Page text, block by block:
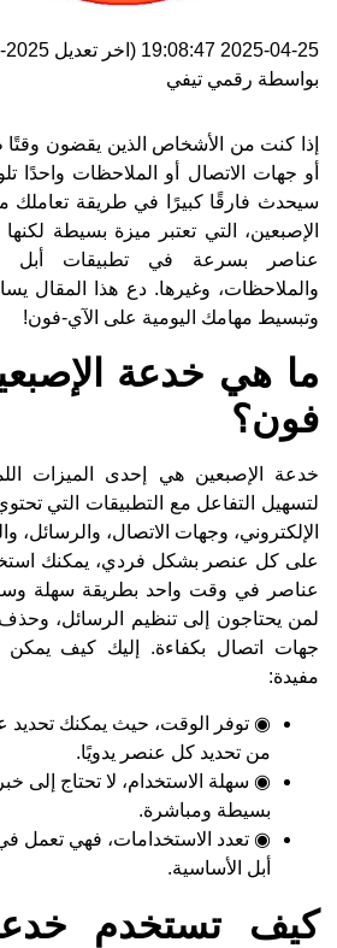
2025-04-25 19:08:47 (اخر تعديل 2025-04-25 19:08:47
بواسطة رقمي تيفي
إذا كنت من الأشخاص الذين يقضون وقتًا
أو جهات الاتصال أو الملاحظات واحدًا
سيحدث فارقًا كبيرًا في طريقة
الإصبعين، التي تعتبر ميزة بسيطة
عناصر بسرعة في تطبيقات أبل
والملاحظات، وغيرها. دع هذا المقال
وتبسيط مهامك اليومية على الآي-فون!
ما هي خدعة
فون؟
خدعة الإصبعين هي إحدى الميزات
لتسهيل التفاعل مع التطبيقات التي
الإلكتروني، وجهات الاتصال، والرسائل،
على كل عنصر بشكل فردي، يمكنك
عناصر في وقت واحد بطريقة سهلة
لمن يحتاجون إلى تنظيم الرسائل،
جهات اتصال بكفاءة. إليك كيف يمكن
مفيدة:
◉ توفر الوقت، حيث يمكنك تحديد
من تحديد كل عنصر يدويًا.
◉ سهلة الاستخدام، لا تحتاج إلى
بسيطة ومباشرة.
◉ تعدد الاستخدامات، فهي تعمل
أبل الأساسية.
كيف تستخدم